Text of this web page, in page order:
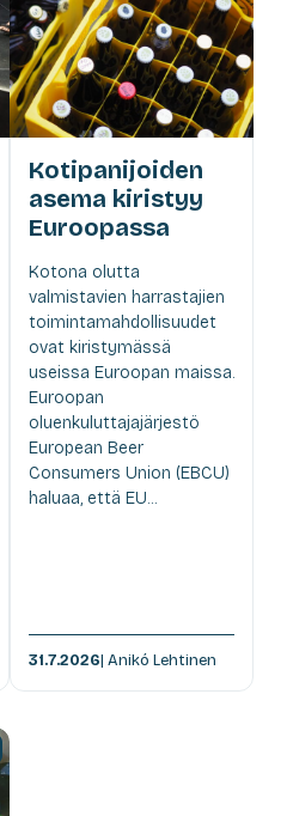
Kotipanijoiden
asema kiristyy
Euroopassa
Kotona olutta
valmistavien harrastajien
toimintamahdollisuudet
ovat kiristymässä
useissa Euroopan maissa.
Euroopan
oluenkuluttajajärjestö
European Beer
Consumers Union (EBCU)
haluaa, että EU...
31.7.2026| Anikó Lehtinen